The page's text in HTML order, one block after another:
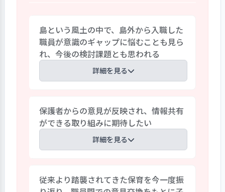
存の感染症対策マニュアルと食物アレル
ギーマニュアルも含め、職員がいつでも
閲覧できるようになっている。感染症対策
マニュアルについては、流行の兆候と経
過に合わせて、適時の変更と見直しを行っ
島という風土の中で、島外から入職した
職員が意識のギャップに悩むことも見ら
れ、今後の検討課題とも思われる
詳細を見る
島という限られた地域特性から公私の区
別が明確になっているように見えないた
め、そのギャップに悩む職員も多い。ま
た、個々の保護者の家庭状況が見え過
職員もいる。園長は個別に相談に乗った
り職員の処遇改善に積極的に関わるなど、
保護者からの意見が反映され、情報共有
ができる取り組みに期待したい
詳細を見る
しが玄関であること」「新規入職職員の
従来より踏襲されてきた保育を今一度振